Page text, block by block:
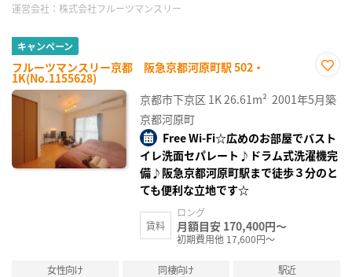
運営会社： 株式会社フルーツマンスリー
キャンペーン
フルーツマンスリー京都 阪急京都河原町駅 502・
1K(No.1155628)
に入
り登
京都市下京区 1K26.61m² 2001年5月築
京都河原町
Free Wi-Fi☆広めのお部屋でバスト
イレ洗面セパレート♪ドラム式洗濯機完
備♪阪急京都河原町駅まで徒歩３分のと
ても便利な立地です☆
賃料
ロング
月額目安 170,400円～
初期費用他 17,600円～
女性向け 同棲向け
駅近